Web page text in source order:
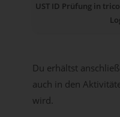
UST ID Prüfung in
Du erhältst
auch in den
wird.